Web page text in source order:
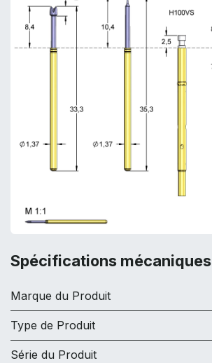
Spécifications mécaniques
Marque du Produit
Type de Produit
Série du Produit